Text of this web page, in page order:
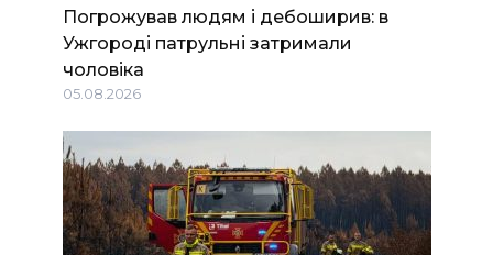
Погрожував людям і дебоширив: в
Ужгороді патрульні затримали
чоловіка
05.08.2026